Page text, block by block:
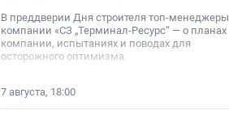
В преддверии Дня строителя топ-менеджеры
компании «СЗ „Терминал-Ресурс“ — о планах
компании, испытаниях и поводах для
осторожного оптимизма.
7 августа, 18:00